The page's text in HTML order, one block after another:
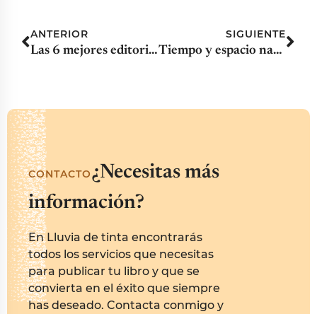
ANTERIOR
Las 6 mejores editoriales para autopublicar un libro
SIGUIENTE
Tiempo y espacio narrativo en novela
CONTACTO¿Necesitas más
información?
En Lluvia de tinta encontrarás
todos los servicios que necesitas
para publicar tu libro y que se
convierta en el éxito que siempre
has deseado. Contacta conmigo y